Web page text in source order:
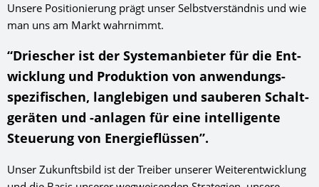
Unsere Positionierung prägt unser Selbstverständnis und wie
man uns am Markt wahrnimmt.
“Driescher ist der System­anbieter für die Ent­
wicklung und Pro­duktion von anwendungs­
spezifischen, lang­lebigen und sauberen Schalt­
geräten und -anlagen für eine intelligente
Steuer­ung von Energie­flüssen”.
Unser Zukunftsbild ist der Treiber unserer Weiterentwicklung